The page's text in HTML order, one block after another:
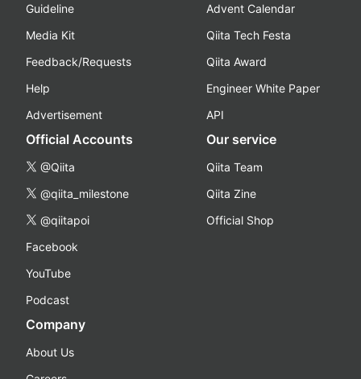
Guideline
Media Kit
Feedback/Requests
Help
Advertisement
Advent Calendar
Qiita Tech Festa
Qiita Award
Engineer White Paper
API
Official Accounts
@Qiita
@qiita_milestone
@qiitapoi
Facebook
YouTube
Podcast
Our service
Qiita Team
Qiita Zine
Official Shop
Company
About Us